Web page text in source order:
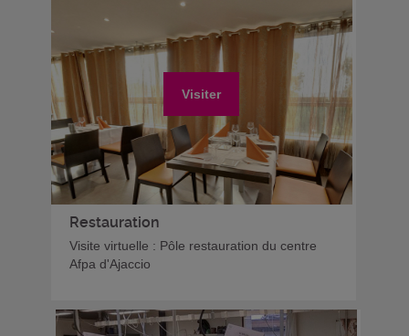
Visiter
Restauration
Visite virtuelle : Pôle restauration du centre
Afpa d'Ajaccio